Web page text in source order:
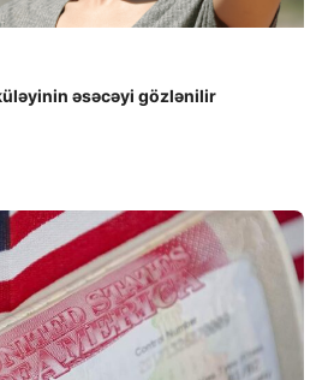
əsəcəyi gözlənilir